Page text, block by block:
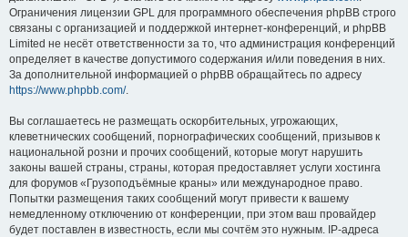
Ограничения лицензии GPL для программного обеспечения phpBB строго
связаны с организацией и поддержкой интернет-конференций, и phpBB
Limited не несёт ответственности за то, что администрация конференций
определяет в качестве допустимого содержания и/или поведения в них.
За дополнительной информацией о phpBB обращайтесь по адресу
https://www.phpbb.com/.
Вы соглашаетесь не размещать оскорбительных, угрожающих,
клеветнических сообщений, порнографических сообщений, призывов к
национальной розни и прочих сообщений, которые могут нарушить
законы вашей страны, страны, которая предоставляет услуги хостинга
для форумов «Грузоподъёмные краны» или международное право.
Попытки размещения таких сообщений могут привести к вашему
немедленному отключению от конференции, при этом ваш провайдер
будет поставлен в известность, если мы сочтём это нужным. IP-адреса